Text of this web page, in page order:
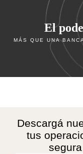
El
MÁS QUE UNA
Descargá
tus